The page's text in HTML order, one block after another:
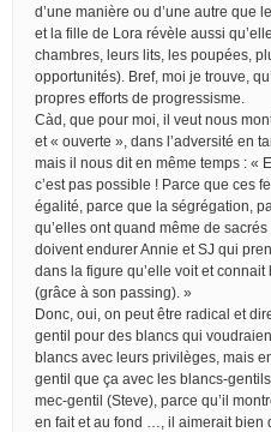
d’une manière ou d’une autre que
et la fille de Lora révèle aussi
chambres, leurs lits, les poupées,
opportunités). Bref, moi je trouve,
propres efforts de progressisme.
Càd, que pour moi, il veut nous
et « ouverte », dans l’adversité en
mais il nous dit en même temps : «
c’est pas possible ! Parce que ces
égalité, parce que la ségrégation,
qu’elles ont quand même de
doivent endurer Annie et SJ qui
dans la figure qu’elle voit et
(grâce à son passing). »
Donc, oui, on peut être radical et
gentil pour des blancs qui
blancs avec leurs privilèges, mais
gentil que ça avec les blancs-
mec-gentil (Steve), parce qu’il
en fait et au fond …, il aimerait bien